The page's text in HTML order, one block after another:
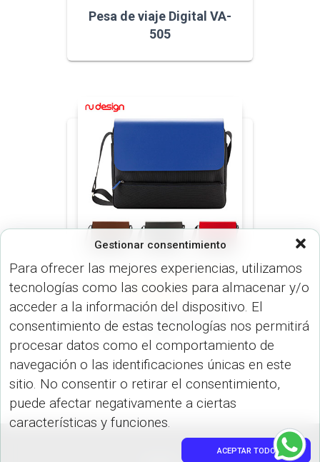
Gestionar consentimiento
Para ofrecer las mejores experiencias, utilizamos
tecnologías como las cookies para almacenar y/o
acceder a la información del dispositivo. El
consentimiento de estas tecnologías nos permitirá
procesar datos como el comportamiento de
navegación o las identificaciones únicas en este
sitio. No consentir o retirar el consentimiento,
puede afectar negativamente a ciertas
características y funciones.
ACEPTAR TODO
Pesa de viaje Digital VA-
505
MALETINES (MALETINES Y
MALETIN AVENUE NU-